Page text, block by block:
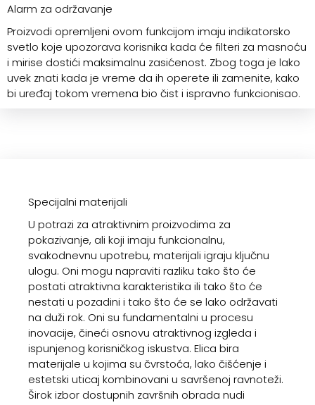
Alarm za održavanje
Proizvodi opremljeni ovom funkcijom imaju indikatorsko
svetlo koje upozorava korisnika kada će filteri za masnoću
i mirise dostići maksimalnu zasićenost. Zbog toga je lako
uvek znati kada je vreme da ih operete ili zamenite, kako
bi uređaj tokom vremena bio čist i ispravno funkcionisao.
Specijalni materijali
U potrazi za atraktivnim proizvodima za
pokazivanje, ali koji imaju funkcionalnu,
svakodnevnu upotrebu, materijali igraju ključnu
ulogu. Oni mogu napraviti razliku tako što će
postati atraktivna karakteristika ili tako što će
nestati u pozadini i tako što će se lako održavati
na duži rok. Oni su fundamentalni u procesu
inovacije, čineći osnovu atraktivnog izgleda i
ispunjenog korisničkog iskustva. Elica bira
materijale u kojima su čvrstoća, lako čišćenje i
estetski uticaj kombinovani u savršenoj ravnoteži.
Širok izbor dostupnih završnih obrada nudi